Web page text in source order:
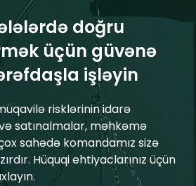
doğru
üçün güvənə
işləyin
risklərinin idarə
satınalmalar, məhkəmə
sahədə komandamız sizə
Hüquqi ehtiyaclarınız üçün